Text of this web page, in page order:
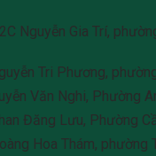
Nguyễn Gia Trí,
Tri Phương,
Văn Nghi, Phường
Đăng Lưu, Phường
Hoa Thám, phường